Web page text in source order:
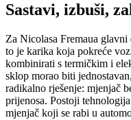
Sastavi, izbuši,
Za Nicolasa Fremaua
to je karika koja pokreće
kombinirati s termičkim i
sklop morao biti
radikalno rješenje: mjenjač
prijenosa. Postoji
mjenjač koji se rabi u